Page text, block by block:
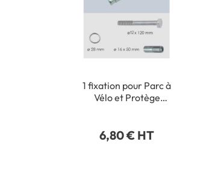
1 fixation pour Parc à
Vélo et Protège
Pour sol béton
6,80 € HT